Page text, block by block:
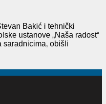
Bakić i tehnički
ustanove „Naša radost“
saradnicima, obišli